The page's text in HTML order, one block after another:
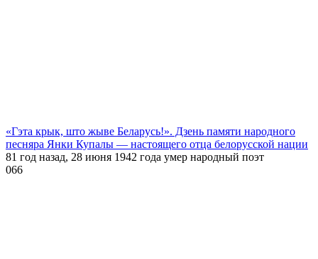
«Гэта крык, што жыве Беларусь!». Дзень памяти народного
песняра Янки Купалы — настоящего отца белорусской нации
81 год назад, 28 июня 1942 года умер народный поэт
066